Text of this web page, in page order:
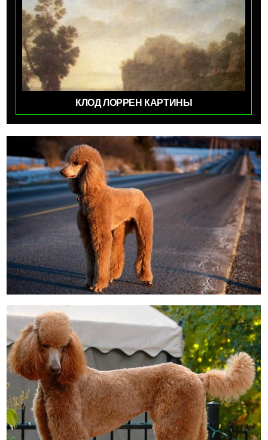
КЛОД ЛОРРЕН КАРТИНЫ